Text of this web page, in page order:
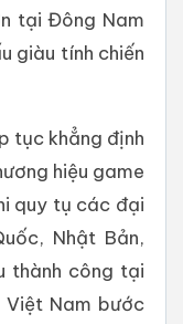
tại Đông Nam
giàu tính chiến
tục khẳng định
hiệu game
quy tụ các đại
Nhật Bản,
thành công tại
Việt Nam bước